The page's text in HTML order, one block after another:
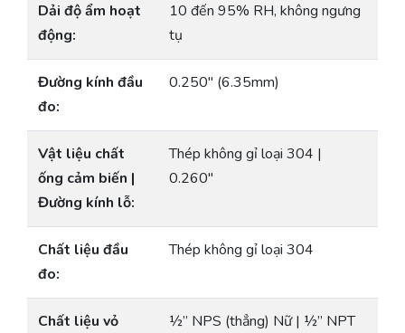
Dải độ ẩm hoạt
động:
10 đến 95% RH, không ngưng
tụ
Đường kính đầu
đo:
0.250″ (6.35mm)
Vật liệu chất
ống cảm biến |
Đường kính lỗ:
Thép không gỉ loại 304 |
0.260″
Chất liệu đầu
đo:
Thép không gỉ loại 304
Chất liệu vỏ
½” NPS (thẳng) Nữ | ½” NPT